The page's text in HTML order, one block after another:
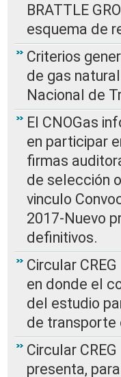
BRATTLE
esquema de
Criterios
de gas
Nacional de
El CNOGas
en participar
firmas
de selección
vinculo
2017-Nuevo
definitivos.
Circular
en donde el
del estudio
de transporte
Circular
presenta,